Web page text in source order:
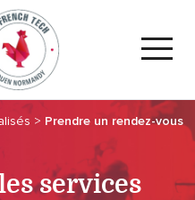
> Prendre un rendez-vous
services